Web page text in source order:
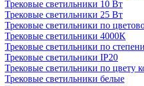
Трековые светильники 10 Вт
Трековые светильники 25 Вт
Трековые светильники по
Трековые светильники 4000К
Трековые светильники по
Трековые светильники IP20
Трековые светильники по цвету
Трековые светильники белые